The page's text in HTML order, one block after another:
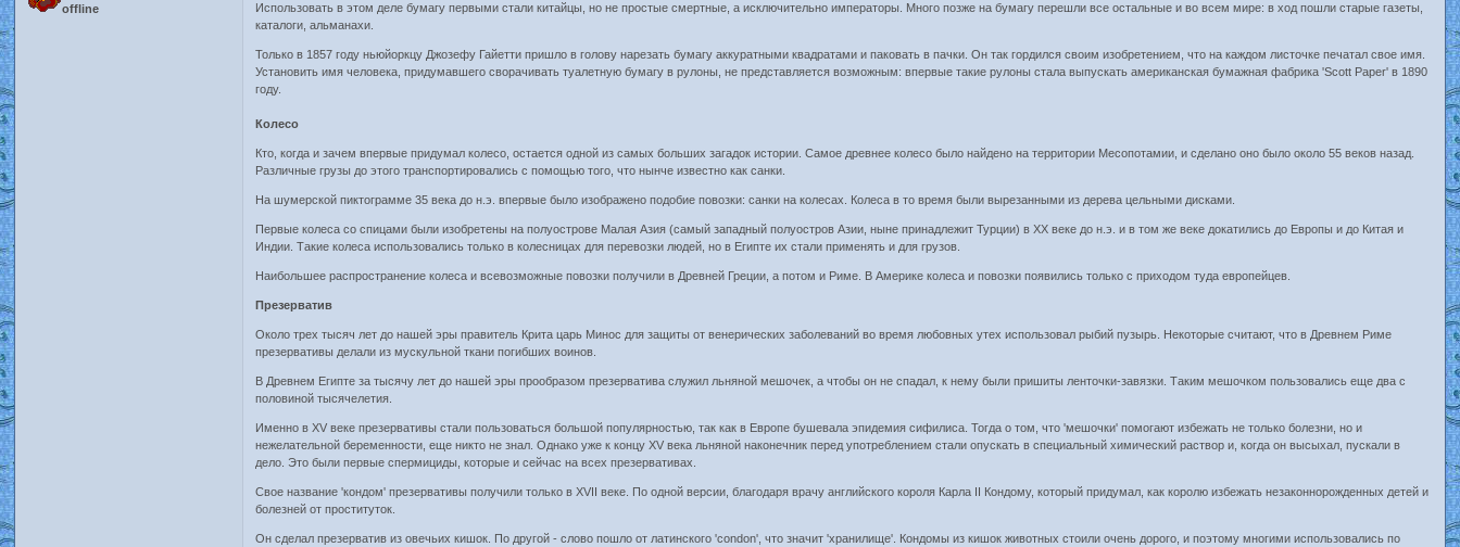
offline
Использовать в этом деле бумагу первыми стали китайцы, но не простые смертные, а исключительно императоры. Много позже на бумагу перешли все остальные и во всем мире: в ход пошли старые газеты,
каталоги, альманахи.
Только в 1857 году ньюйоркцу Джозефу Гайетти пришло в голову нарезать бумагу аккуратными квадратами и паковать в пачки. Он так гордился своим изобретением, что на каждом листочке печатал свое имя.
Установить имя человека, придумавшего сворачивать туалетную бумагу в рулоны, не представляется возможным: впервые такие рулоны стала выпускать американская бумажная фабрика 'Scott Paper' в 1890
году.
Колесо
Кто, когда и зачем впервые придумал колесо, остается одной из самых больших загадок истории. Самое древнее колесо было найдено на территории Месопотамии, и сделано оно было около 55 веков назад.
Различные грузы до этого транспортировались с помощью того, что нынче известно как санки.
На шумерской пиктограмме 35 века до н.э. впервые было изображено подобие повозки: санки на колесах. Колеса в то время были вырезанными из дерева цельными дисками.
Первые колеса со спицами были изобретены на полуострове Малая Азия (самый западный полуостров Азии, ныне принадлежит Турции) в XX веке до н.э. и в том же веке докатились до Европы и до Китая и
Индии. Такие колеса использовались только в колесницах для перевозки людей, но в Египте их стали применять и для грузов.
Наибольшее распространение колеса и всевозможные повозки получили в Древней Греции, а потом и Риме. В Америке колеса и повозки появились только с приходом туда европейцев.
Презерватив
Около трех тысяч лет до нашей эры правитель Крита царь Минос для защиты от венерических заболеваний во время любовных утех использовал рыбий пузырь. Некоторые считают, что в Древнем Риме
презервативы делали из мускульной ткани погибших воинов.
В Древнем Египте за тысячу лет до нашей эры прообразом презерватива служил льняной мешочек, а чтобы он не спадал, к нему были пришиты ленточки-завязки. Таким мешочком пользовались еще два с
половиной тысячелетия.
Именно в XV веке презервативы стали пользоваться большой популярностью, так как в Европе бушевала эпидемия сифилиса. Тогда о том, что 'мешочки' помогают избежать не только болезни, но и
нежелательной беременности, еще никто не знал. Однако уже к концу XV века льняной наконечник перед употреблением стали опускать в специальный химический раствор и, когда он высыхал, пускали в
дело. Это были первые спермициды, которые и сейчас на всех презервативах.
Свое название 'кондом' презервативы получили только в XVII веке. По одной версии, благодаря врачу английского короля Карла II Кондому, который придумал, как королю избежать незаконнорожденных детей и
болезней от проституток.
Он сделал презерватив из овечьих кишок. По другой - слово пошло от латинского 'condon', что значит 'хранилище'. Кондомы из кишок животных стоили очень дорого, и поэтому многими использовались по